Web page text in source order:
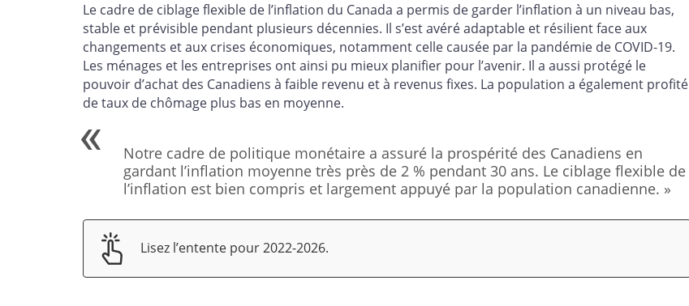
Le cadre de ciblage flexible de l’inflation du Canada a permis de garder l’inflation à un niveau bas,
stable et prévisible pendant plusieurs décennies. Il s’est avéré adaptable et résilient face aux
changements et aux crises économiques, notamment celle causée par la pandémie de COVID‑19.
Les ménages et les entreprises ont ainsi pu mieux planifier pour l’avenir. Il a aussi protégé le
pouvoir d’achat des Canadiens à faible revenu et à revenus fixes. La population a également profité
de taux de chômage plus bas en moyenne.
Notre cadre de politique monétaire a assuré la prospérité des Canadiens en
gardant l’inflation moyenne très près de 2 % pendant 30 ans. Le ciblage flexible de
l’inflation est bien compris et largement appuyé par la population canadienne. »
Lisez l’entente pour 2022-2026.